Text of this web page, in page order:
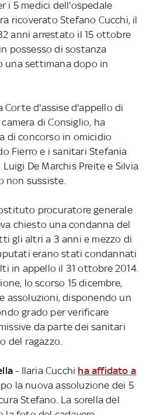
i 5 medici dell'ospedale
ricoverato Stefano Cucchi, il
anni arrestato il 15 ottobre
possesso di sostanza
una settimana dopo in
Corte d'assise d'appello di
di Consiglio, ha
di concorso in omicidio
Fierro e i sanitari Stefania
De Marchis Preite e Silvia
non sussiste.
procuratore generale
chiesto una condanna del
gli altri a 3 anni e mezzo di
erano stati condannati
in appello il 31 ottobre 2014.
lo scorso 15 dicembre,
assoluzioni, disponendo un
grado per verificare
da parte dei sanitari
del ragazzo.
- Ilaria Cucchi ha affidato a
la nuova assoluzione dei 5
Stefano. La sorella del